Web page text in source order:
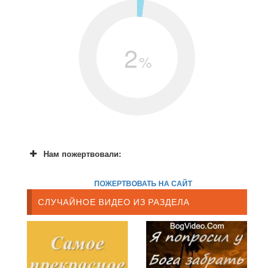
2%
Нам пожертвовали:
ПОЖЕРТВОВАТЬ НА САЙТ
СЛУЧАЙНОЕ ВИДЕО ИЗ РАЗДЕЛА